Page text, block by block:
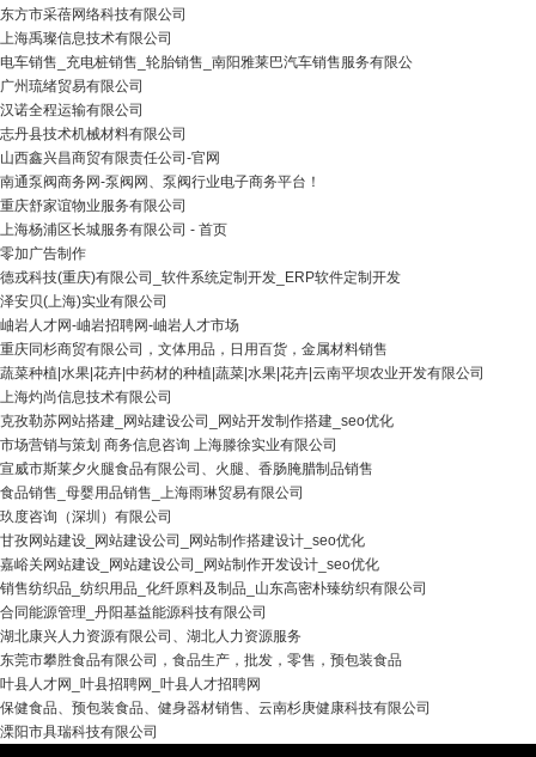
东方市采蓓网络科技有限公司
上海禹璨信息技术有限公司
电车销售_充电桩销售_轮胎销售_南阳雅莱巴汽车销售服务有限公
广州琉绪贸易有限公司
汉诺全程运输有限公司
志丹县技术机械材料有限公司
山西鑫兴昌商贸有限责任公司-官网
南通泵阀商务网-泵阀网、泵阀行业电子商务平台！
重庆舒家谊物业服务有限公司
上海杨浦区长城服务有限公司 - 首页
零加广告制作
德戎科技(重庆)有限公司_软件系统定制开发_ERP软件定制开发
泽安贝(上海)实业有限公司
岫岩人才网-岫岩招聘网-岫岩人才市场
重庆同杉商贸有限公司，文体用品，日用百货，金属材料销售
蔬菜种植|水果|花卉|中药材的种植|蔬菜|水果|花卉|云南平坝农业开发有限公司
上海灼尚信息技术有限公司
克孜勒苏网站搭建_网站建设公司_网站开发制作搭建_seo优化
市场营销与策划 商务信息咨询 上海滕徐实业有限公司
宣威市斯莱夕火腿食品有限公司、火腿、香肠腌腊制品销售
食品销售_母婴用品销售_上海雨琳贸易有限公司
玖度咨询（深圳）有限公司
甘孜网站建设_网站建设公司_网站制作搭建设计_seo优化
嘉峪关网站建设_网站建设公司_网站制作开发设计_seo优化
销售纺织品_纺织用品_化纤原料及制品_山东高密朴臻纺织有限公司
合同能源管理_丹阳基益能源科技有限公司
湖北康兴人力资源有限公司、湖北人力资源服务
东莞市攀胜食品有限公司，食品生产，批发，零售，预包装食品
叶县人才网_叶县招聘网_叶县人才招聘网
保健食品、预包装食品、健身器材销售、云南杉庚健康科技有限公司
溧阳市具瑞科技有限公司